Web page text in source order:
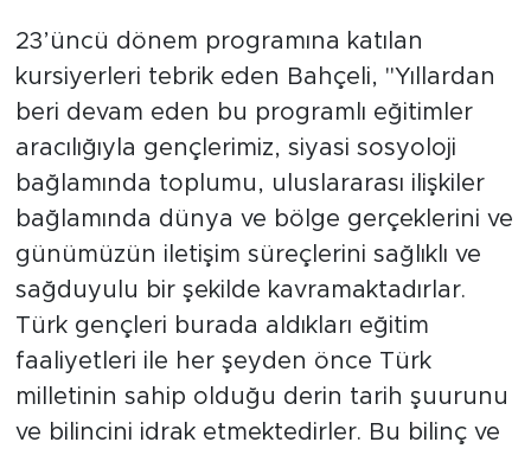
23’üncü dönem programına katılan
kursiyerleri tebrik eden Bahçeli, "Yıllardan
beri devam eden bu programlı eğitimler
aracılığıyla gençlerimiz, siyasi sosyoloji
bağlamında toplumu, uluslararası ilişkiler
bağlamında dünya ve bölge gerçeklerini ve
günümüzün iletişim süreçlerini sağlıklı ve
sağduyulu bir şekilde kavramaktadırlar.
Türk gençleri burada aldıkları eğitim
faaliyetleri ile her şeyden önce Türk
milletinin sahip olduğu derin tarih şuurunu
ve bilincini idrak etmektedirler. Bu bilinç ve